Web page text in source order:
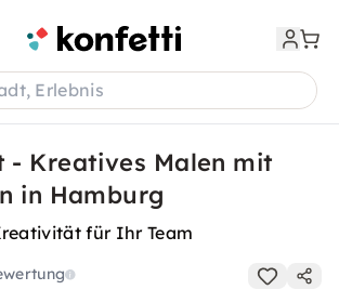
Erlebnis
- Kreatives Malen mit
in Hamburg
für Ihr Team